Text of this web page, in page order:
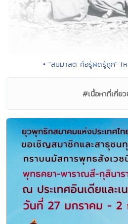
• "สัมมาสติ คือรู้ผิดรู้ถูก" (
#เนื้อหาที่เกี่ย